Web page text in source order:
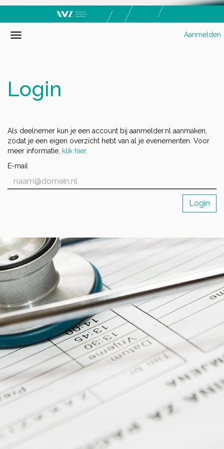
Aanmelden
Login
Als deelnemer kun je een account bij aanmelder.nl aanmaken,
zodat je een eigen overzicht hebt van al je evenementen. Voor
meer informatie, klik hier.
E-mail
Login